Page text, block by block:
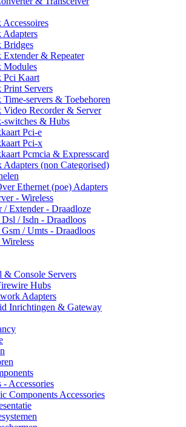
Adapters
Bridges
Extender & Repeater
Modules
Pci Kaart
Servers
servers & Toebehoren
Video Recorder & Server
switches & Hubs
Pci-e
Pci-x
Pcmcia & Expresscard
(non Categorised)
Ethernet (poe) Adapters
- Wireless
/ Extender - Draadloze
/ Isdn - Draadloos
/ Umts - Draadloos
& Console Servers
Hubs
Adapters
Inrichtingen & Gateway
- Accessories
Components Accessories